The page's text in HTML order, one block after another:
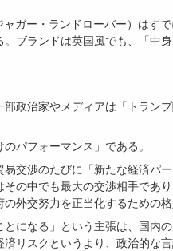
ガー・ランドローバー）はす
ブランドは英国風でも、「中
政治家やメディアは「トラン
パフォーマンス」である。
交渉のたびに「新たな経済パ
の中でも最大の交渉相手であ
外交努力を正当化するための格
になる」という主張は、国内
リスクというより、政治的な